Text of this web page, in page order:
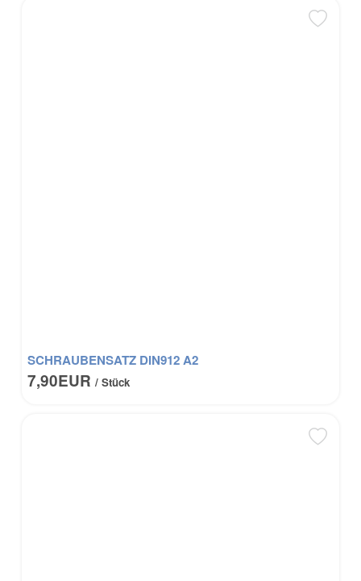
SCHRAUBENSATZ DIN912 A2
7,90EUR/ Stück